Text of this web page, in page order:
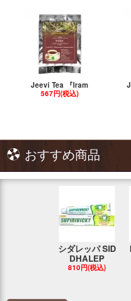
Jeevi Tea 『Iram
567円(税込)
おすすめ商品
シダレッパ SID
DHALEP
810円(税込)